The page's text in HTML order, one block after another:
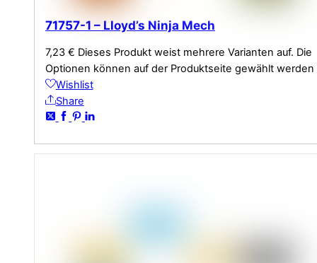
71757-1 – Lloyd’s Ninja Mech
7,23 € Dieses Produkt weist mehrere Varianten auf. Die
Optionen können auf der Produktseite gewählt werden
Wishlist
Share